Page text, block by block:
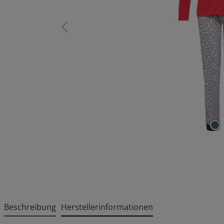
Beschreibung Herstellerinformationen